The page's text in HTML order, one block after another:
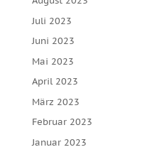
Juli 2023
Juni 2023
Mai 2023
April 2023
März 2023
Februar 2023
Januar 2023